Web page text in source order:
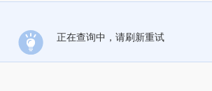
正在查询中，请刷新重试